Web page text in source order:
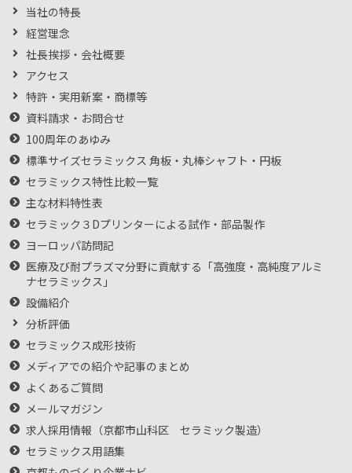
当社の特長
経営理念
社長挨拶・会社概要
アクセス
特許・実用新案・商標等
資料請求・お問合せ
100周年のあゆみ
標準サイズセラミックス 角板・丸棒シャフト・円板
セラミックス特性比較一覧
主な材料特性表
セラミック３Dプリンターによる試作・部品製作
ヨーロッパ訪問記
医療及び耐プラズマ分野に貢献する「高強度・高純度アルミ
ナセラミックス」
設備紹介
分析評価
セラミックス成形技術
メディアでの紹介や記事のまとめ
よくあるご質問
メールマガジン
求人採用情報（京都市山科区 セラミック製造）
セラミックス用語集